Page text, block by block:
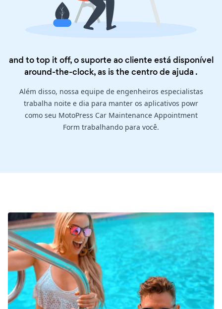
and to top it off, o suporte ao cliente está disponível
around-the-clock, as is thecentro de ajuda .
Além disso, nossa equipe de engenheiros especialistas
trabalha noite e dia para manter os aplicativos powr
como seu MotoPress Car Maintenance Appointment
Form trabalhando para você.